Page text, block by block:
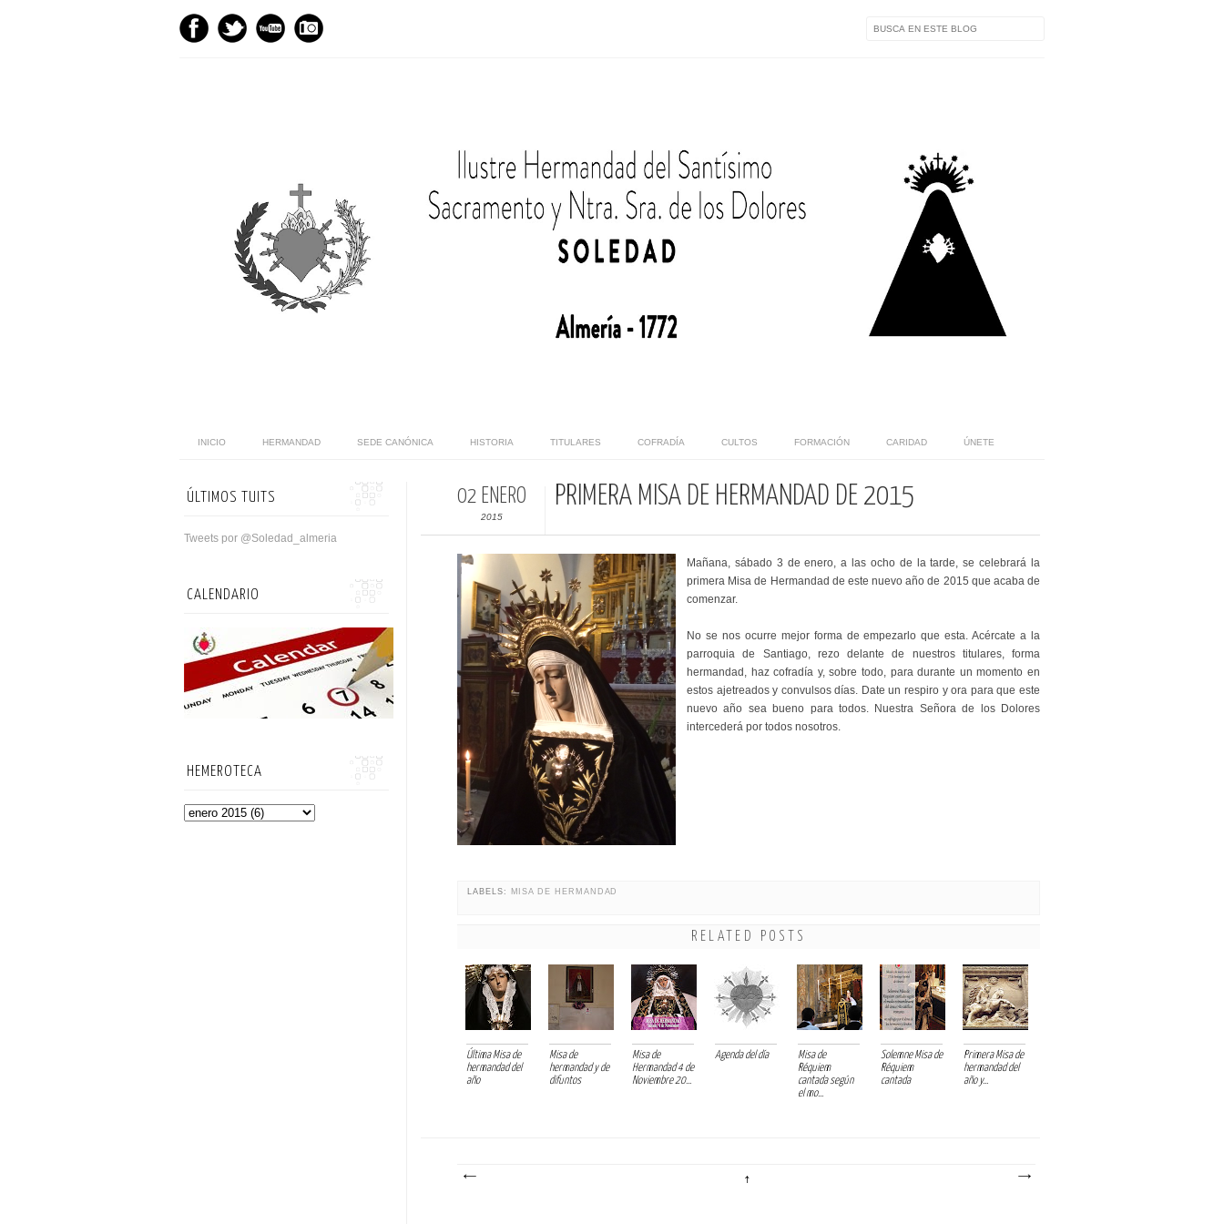
INICIO HERMANDAD SEDE CANÓNICA HISTORIA TITULARES COFRADÍA CULTOS FORMACIÓN CARIDAD ÚNETE
02 ENERO
2015
PRIMERA MISA DE HERMANDAD DE 2015
Mañana, sábado 3 de enero, a las ocho de la tarde, se celebrará la
primera Misa de Hermandad de este nuevo año de 2015 que acaba de
comenzar.
No se nos ocurre mejor forma de empezarlo que esta. Acércate a la
parroquia de Santiago, rezo delante de nuestros titulares, forma
hermandad, haz cofradía y, sobre todo, para durante un momento en
estos ajetreados y convulsos días. Date un respiro y ora para que este
nuevo año sea bueno para todos. Nuestra Señora de los Dolores
intercederá por todos nosotros.
LABELS: MISA DE HERMANDAD
RELATED POSTS
Última Misa de
hermandad del
año
Misa de
hermandad y de
difuntos
Misa de
Hermandad 4 de
Noviembre 20...
Agenda del día
Misa de
Réquiem
cantada según
el mo...
Solemne Misa de
Réquiem
cantada
Primera Misa de
hermandad del
año y...
ÚLTIMOS TUITS
Tweets por @Soledad_almeria
CALENDARIO
HEMEROTECA